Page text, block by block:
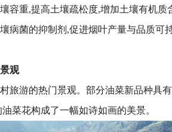
容重,提高土壤疏松度,增加土壤有机质
病菌的抑制剂,促进烟叶产量与品质可
观
旅游的热门景观。部分油菜新品种具
菜花构成了一幅如诗如画的美景。